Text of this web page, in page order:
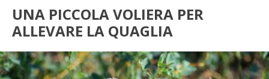
ORTO
FRUTTETO
VIGNETO
UNA PICCOLA VOLIERA PER
ALLEVARE LA QUAGLIA